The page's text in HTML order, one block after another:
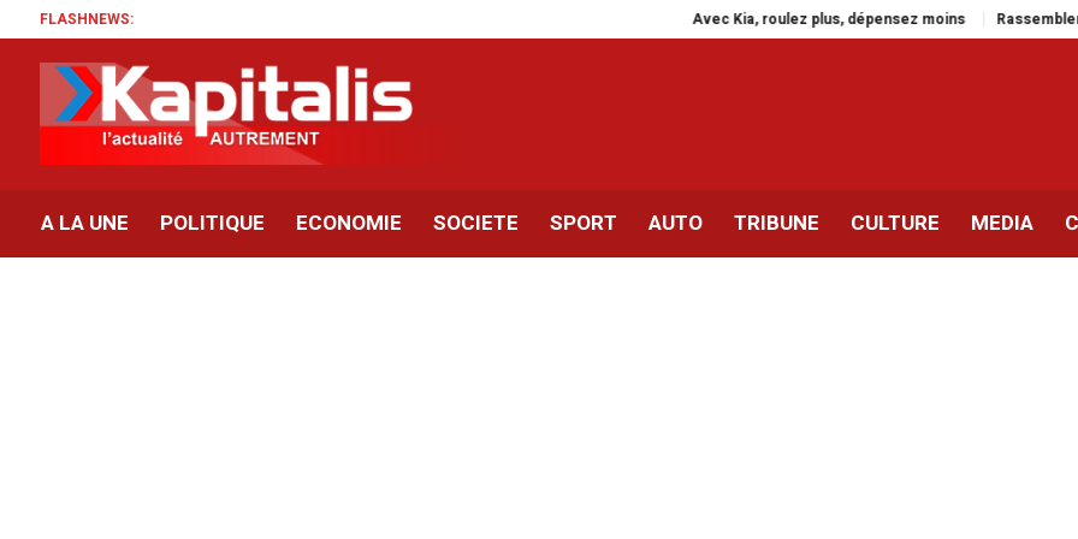
FLASHNEWS: Avec Kia, roulez plus, dépensez moins Rassemblement à
A LA UNE POLITIQUE ECONOMIE SOCIETE SPORT AUTO TRIBUNE CULTURE MEDIA